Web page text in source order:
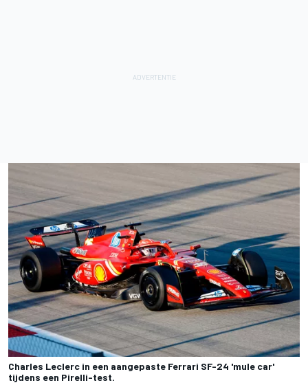
Charles Leclerc in een aangepaste Ferrari SF-24 'mule car'
tijdens een Pirelli-test.